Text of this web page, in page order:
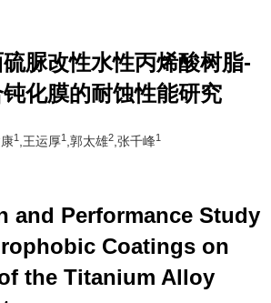
脲改性水性丙烯酸树脂-
化膜的耐蚀性能研究
1 ,王运厚1 ,郭太雄2 ,张千峰1
and Performance Study
Coatings on
the Titanium Alloy